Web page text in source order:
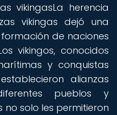
vikingasLa herencia
vikingas dejó una
de naciones
vikingos, conocidos
y conquistas
alianzas
pueblos y
no solo les permitieron